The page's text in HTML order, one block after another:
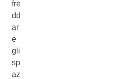
fre
dd
ar
e
gli
sp
az